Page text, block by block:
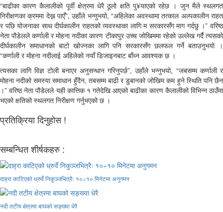
“बाढीका कारण कैलालीको पूर्वी क्षेत्रमा धेरै ठूलो क्षति पु¥याएको रहेछ । जुन मैले स्थलगत
निरीक्षणका क्रममा देख्न पाएँ”, उहाँले भन्नुभयो, “अहिलेका अवस्थामा तत्काल अल्पकालीन राहत
र पछि योजनाका साथ दीर्घकालीन राहतको व्यवस्थाका लागि म सरकारसँग माग गर्दछु ।” वरिष्ठ
नेता पौडेलले कर्णाली र मोहना नदीका कारण टीकापुर उच्च जोखिममा रहेको उल्लेख गर्दै त्यसको
दीर्घकालीन समाधानको बाटो खोज्नका लागि पनि सरकारसँग छलफल गर्ने बताउनुभयो ।
“कर्णाली र मोहना नदीलाई अहिलेको नयाँ डिजाइनबाट बाँध्न आवश्यक छ ।
त्यसका लागि विज्ञ टोली बनाएर अनुसन्धान गरिनुपर्छ”, उहाँले भन्नुभयो, “जबसम्म कर्णाली र
मोहना नदीको समस्या समाधान हुँदैन, तबसम्म बाढी र डुबानको जोखिम कम हुने स्थिति पनि छैन
।” वरिष्ठ नेता पौडेलले यही कात्तिक १ गतेदेखि आएको बाढीका कारण कैलालीको विभिन्न ठाउँमा
भएको क्षतिको स्थलगत निरीक्षण गर्नुभएको छ ।
प्रतिक्रिया दिनुहोस !
सम्बन्धित शीर्षकहरु :
दाह्रा काटिएको ध्रुर्वे निकुञ्जभित्रैः १०÷१० मिनेटमा अनुगमन
नदी तटीय क्षेत्रमा बाघको सङ्ख्या धेरै